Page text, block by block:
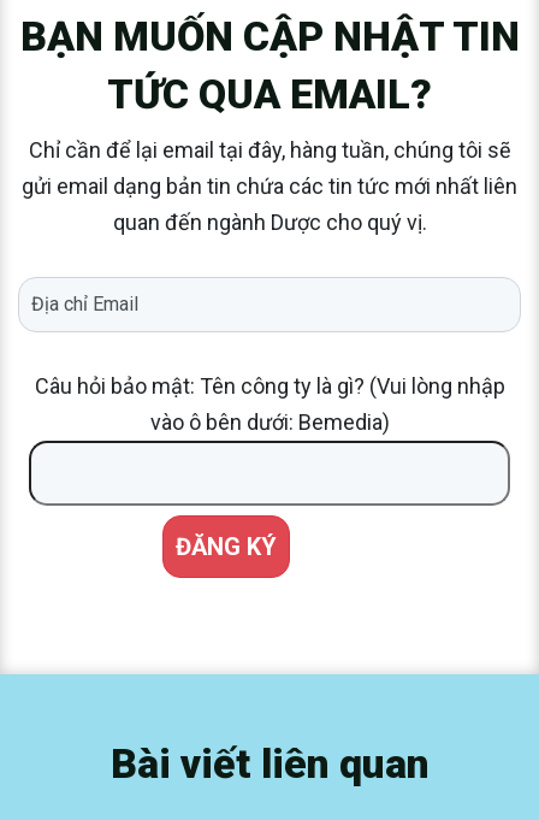
BẠN MUỐN CẬP NHẬT TIN
TỨC QUA EMAIL?
Chỉ cần để lại email tại đây, hàng tuần, chúng tôi sẽ
gửi email dạng bản tin chứa các tin tức mới nhất liên
quan đến ngành Dược cho quý vị.
Câu hỏi bảo mật: Tên công ty là gì? (Vui lòng nhập
vào ô bên dưới: Bemedia)
Bài viết liên quan